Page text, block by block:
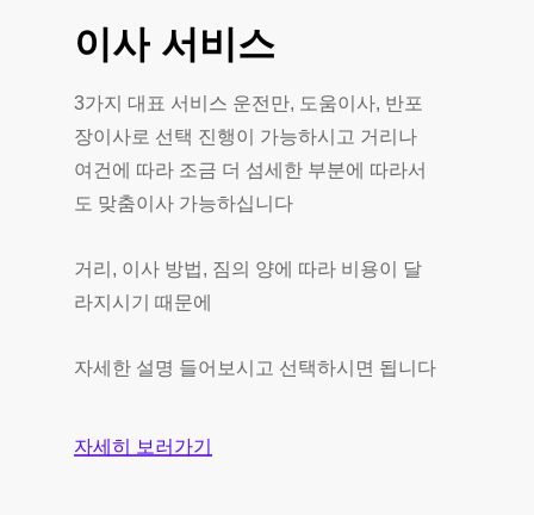
이사 서비스
3가지 대표 서비스 운전만, 도움이사, 반포
장이사로 선택 진행이 가능하시고 거리나
여건에 따라 조금 더 섬세한 부분에 따라서
도 맞춤이사 가능하십니다
거리, 이사 방법, 짐의 양에 따라 비용이 달
라지시기 때문에
자세한 설명 들어보시고 선택하시면 됩니다
자세히 보러가기